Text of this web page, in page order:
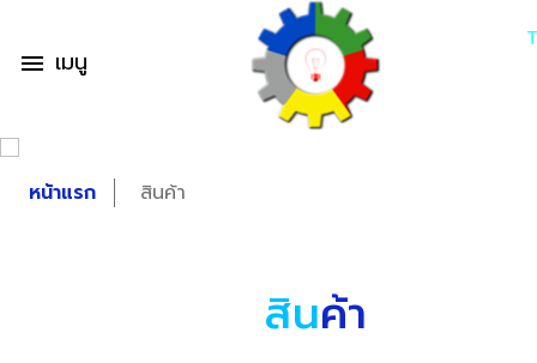
menu เมนู
หน้าแรก สินค้า
สินค้า